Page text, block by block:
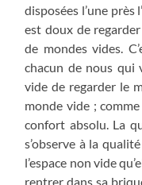
disposées l’une près
est doux de
de mondes vides.
chacun de nous qui
vide de regarder le
monde vide ;
confort absolu. La
s’observe à la
l’espace non vide
rentrer dans sa